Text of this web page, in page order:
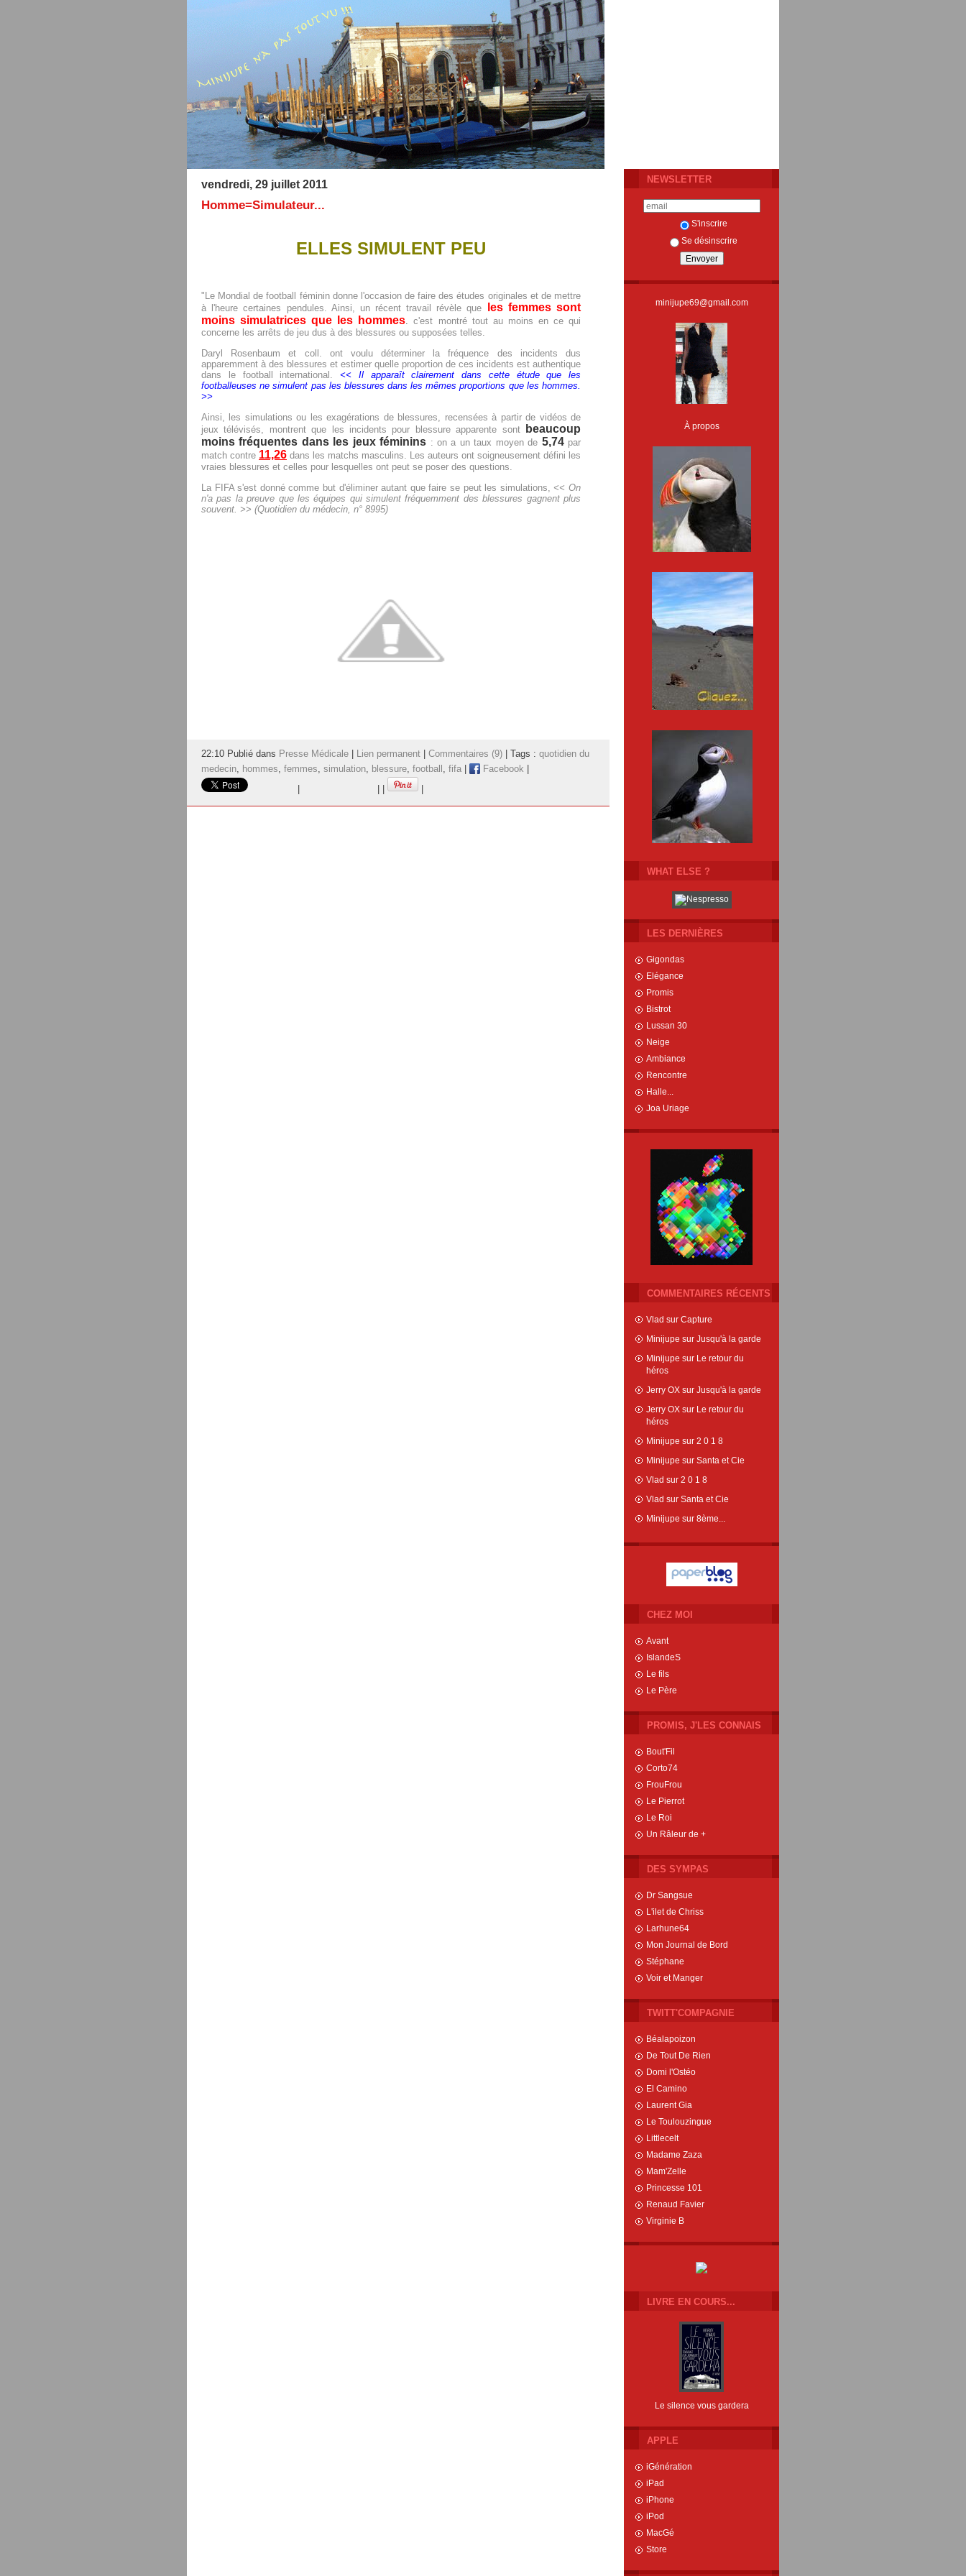
NEWSLETTER
S'inscrire
Se désinscrire
minijupe69@gmail.com
À propos
WHAT ELSE ?
LES DERNIÈRES
Gigondas
Elégance
Promis
Bistrot
Lussan 30
Neige
Ambiance
Rencontre
Halle...
Joa Uriage
COMMENTAIRES RÉCENTS
Vlad sur Capture
Minijupe sur Jusqu'à la garde
Minijupe sur Le retour du
héros
Jerry OX sur Jusqu'à la garde
Jerry OX sur Le retour du
héros
Minijupe sur 2 0 1 8
Minijupe sur Santa et Cie
Vlad sur 2 0 1 8
Vlad sur Santa et Cie
Minijupe sur 8ème...
CHEZ MOI
Avant
IslandeS
Le fils
Le Père
PROMIS, J'LES CONNAIS
Bout'Fil
Corto74
FrouFrou
Le Pierrot
Le Roi
Un Râleur de +
DES SYMPAS
Dr Sangsue
L'ilet de Chriss
Larhune64
Mon Journal de Bord
Stéphane
Voir et Manger
TWITT'COMPAGNIE
Béalapoizon
De Tout De Rien
Domi l'Ostéo
El Camino
Laurent Gia
Le Toulouzingue
Littlecelt
Madame Zaza
Mam'Zelle
Princesse 101
Renaud Favier
Virginie B
LIVRE EN COURS...
Le silence vous gardera
APPLE
iGénération
iPad
iPhone
iPod
MacGé
Store
vendredi, 29 juillet 2011
Homme=Simulateur...
ELLES SIMULENT PEU
"Le Mondial de football féminin donne l'occasion de faire des études originales et de mettre
à l'heure certaines pendules. Ainsi, un récent travail révèle que
les femmes sont
moins simulatrices que les hommes.c'est montré tout au moins en ce qui
concerne les arrêts de jeu dus à des blessures ou supposées telles.
Daryl Rosenbaum et coll. ont voulu déterminer la fréquence des incidents dus
apparemment à des blessures et estimer quelle proportion de ces incidents est authentique
dans le football international. << Il apparaît clairement dans cette étude que les
footballeuses ne simulent pas les blessures dans les mêmes proportions que les hommes.
>>
Ainsi, les simulations ou les exagérations de blessures, recensées à partir de vidéos de
jeux télévisés, montrent que les incidents pour blessure apparente sont
beaucoup
moins fréquentes dans les jeux féminins : on a un taux moyen de 5,74par
match contre 11,26 dans les matchs masculins. Les auteurs ont soigneusement défini les
vraies blessures et celles pour lesquelles ont peut se poser des questions.
La FIFA s'est donné comme but d'éliminer autant que faire se peut les simulations, << On
n'a pas la preuve que les équipes qui simulent fréquemment des blessures gagnent plus
souvent. >> (Quotidien du médecin, n° 8995)
22:10 Publié dans Presse Médicale Lien permanent Commentaires (9) | Tags : quotidien du
medecin, hommes, femmes, simulation, blessure, football , fifa Facebook